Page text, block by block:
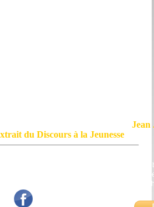
Jean
du Discours à la Jeunesse
qui passe, et de ne pas faire écho, de notre
mains aux applaudissements imbéciles et aux